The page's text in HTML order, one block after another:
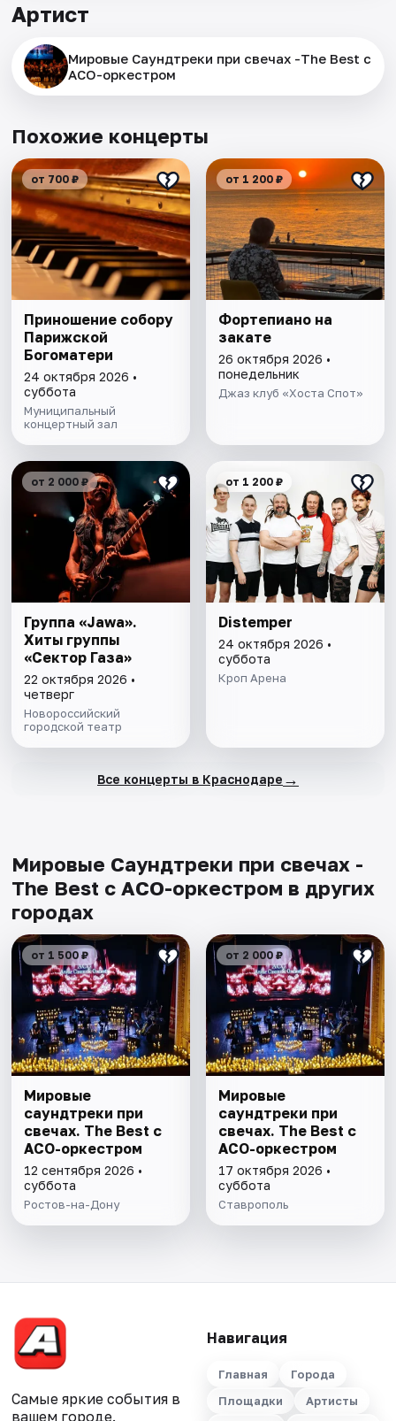
Артист
Мировые Саундтреки при свечах -The Best с
АСО-оркестром
Похожие концерты
от 700 ₽
Приношение собору
Парижской
Богоматери
24 октября 2026 •
суббота
Муниципальный
концертный зал
от 1 200 ₽
Фортепиано на
закате
26 октября 2026 •
понедельник
Джаз клуб «Хоста Спот»
от 2 000 ₽
Группа «Jawa».
Хиты группы
«Сектор Газа»
22 октября 2026 •
четверг
Новороссийский
городской театр
от 1 200 ₽
Distemper
24 октября 2026 •
суббота
Кроп Арена
Все концерты в Краснодаре →
Мировые Саундтреки при свечах -
The Best с АСО-оркестром в других
городах
от 1 500 ₽
Мировые
саундтреки при
свечах. The Best с
АСО-оркестром
12 сентября 2026 •
суббота
Ростов-на-Дону
от 2 000 ₽
Мировые
саундтреки при
свечах. The Best с
АСО-оркестром
17 октября 2026 •
суббота
Ставрополь
Самые яркие события в
вашем городе.
Навигация
Главная
Города
Площадки
Артисты